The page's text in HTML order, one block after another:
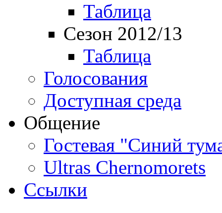
Таблица
Сезон 2012/13
Таблица
Голосования
Доступная среда
Общение
Гостевая "Синий
Ultras Chernomorets
Ссылки